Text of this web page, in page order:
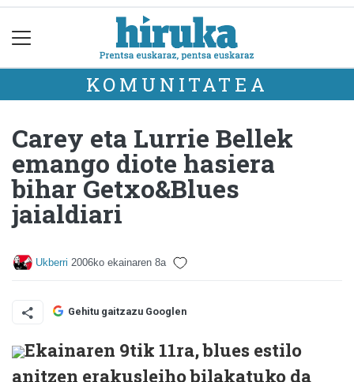
KOMUNITATEA
Carey eta Lurrie Bellek
emango diote hasiera
bihar Getxo&Blues
jaialdiari
Ukberri 2006ko ekainaren 8a
Gehitu gaitzazu Googlen
Ekainaren 9tik 11ra, blues estilo
anitzen erakusleiho bilakatuko da